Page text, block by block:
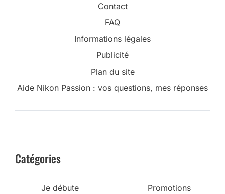
Contact
FAQ
Informations légales
Publicité
Plan du site
Aide Nikon Passion : vos questions, mes réponses
Catégories
Je débute
Promotions